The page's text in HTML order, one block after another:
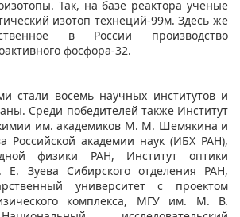
Так, на базе реактора ученые
изотоп технеций-99м. Здесь же
в России производство
фосфора-32.
стали восемь научных институтов и
Среди победителей также Институт
им. академиков М. М. Шемякина и
Российской академии наук (ИБХ РАН),
физики РАН, Институт оптики
Зуева Сибирского отделения РАН,
университет с проектом
комплекса, МГУ им. М. В.